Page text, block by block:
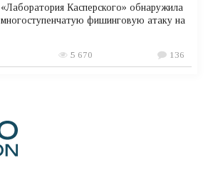
«Лаборатория Касперского» обнаружила
многоступенчатую фишинговую атаку на
5 670 136